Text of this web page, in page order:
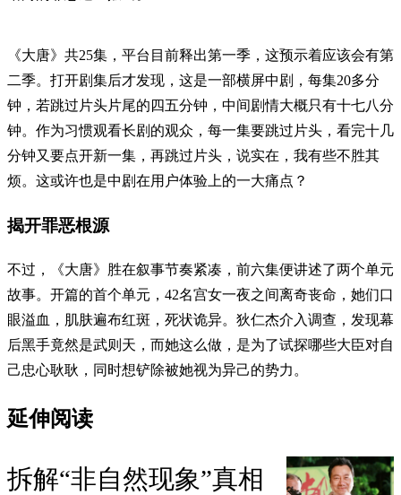
《大唐》共25集，平台目前释出第一季，这预示着应该会有第
二季。打开剧集后才发现，这是一部横屏中剧，每集20多分
钟，若跳过片头片尾的四五分钟，中间剧情大概只有十七八分
钟。作为习惯观看长剧的观众，每一集要跳过片头，看完十几
分钟又要点开新一集，再跳过片头，说实在，我有些不胜其
烦。这或许也是中剧在用户体验上的一大痛点？
揭开罪恶根源
不过，《大唐》胜在叙事节奏紧凑，前六集便讲述了两个单元
故事。开篇的首个单元，42名宫女一夜之间离奇丧命，她们口
眼溢血，肌肤遍布红斑，死状诡异。狄仁杰介入调查，发现幕
后黑手竟然是武则天，而她这么做，是为了试探哪些大臣对自
己忠心耿耿，同时想铲除被她视为异己的势力。
延伸阅读
拆解“非自然现象”真相